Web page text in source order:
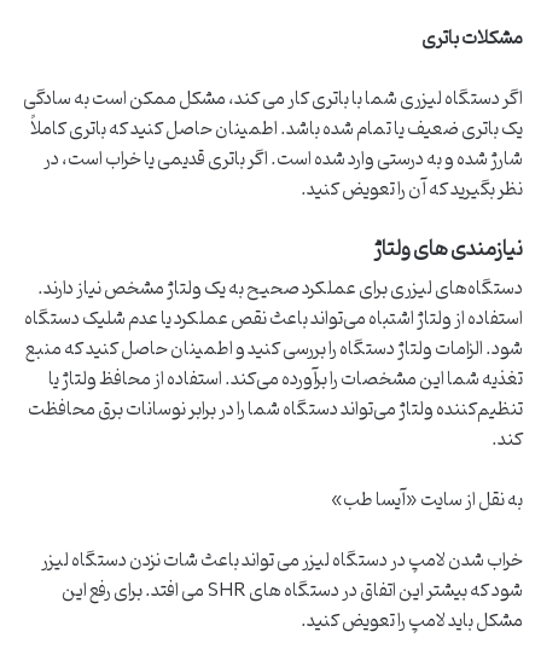
مشکلات باتری
اگر دستگاه لیزری شما با باتری کار می کند، مشکل ممکن است به سادگی
یک باتری ضعیف یا تمام شده باشد. اطمینان حاصل کنید که باتری کاملاً
شارژ شده و به درستی وارد شده است. اگر باتری قدیمی یا خراب است، در
نظر بگیرید که آن را تعویض کنید.
نیازمندی های ولتاژ
دستگاه‌های لیزری برای عملکرد صحیح به یک ولتاژ مشخص نیاز دارند.
استفاده از ولتاژ اشتباه می‌تواند باعث نقص عملکرد یا عدم شلیک دستگاه
شود. الزامات ولتاژ دستگاه را بررسی کنید و اطمینان حاصل کنید که منبع
تغذیه شما این مشخصات را برآورده می‌کند. استفاده از محافظ ولتاژ یا
تنظیم‌کننده ولتاژ می‌تواند دستگاه شما را در برابر نوسانات برق محافظت
کند.
به نقل از سایت «آیسا طب»
خراب شدن لامپ در دستگاه لیزر می تواند باعث شات نزدن دستگاه لیزر
شود که بیشتر این اتفاق در دستگاه های SHR می افتد. برای رفع این
مشکل باید لامپ را تعویض کنید.